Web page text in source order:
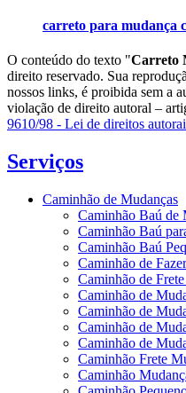
carreto para mudança
O conteúdo do texto "Carreto
direito reservado. Sua
nossos links, é proibida sem a
violação de direito autoral –
9610/98 - Lei de direitos
Serviços
Caminhão de Mudanças
Caminhão Baú de
Caminhão Baú
Caminhão Baú
Caminhão de
Caminhão de
Caminhão de
Caminhão de
Caminhão de
Caminhão de
Caminhão Frete
Caminhão